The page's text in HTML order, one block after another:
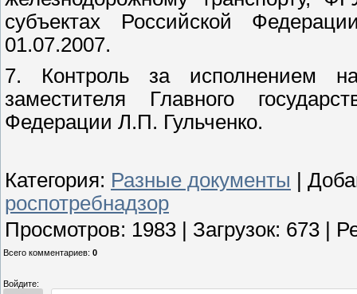
субъектах Российской
01.07.2007.
7. Контроль за исполнением
заместителя Главного
Федерации Л.П. Гульченко.
Категория: Разные документы
роспотребнадзор
Просмотров: 1983 Загрузок: 673
Всего комментариев: 0
Войдите: